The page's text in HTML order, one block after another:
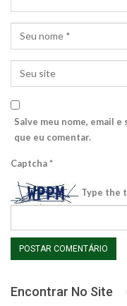
Salve meu nome, email
que eu comentar.
Captcha*
Type the
Encontrar No Site